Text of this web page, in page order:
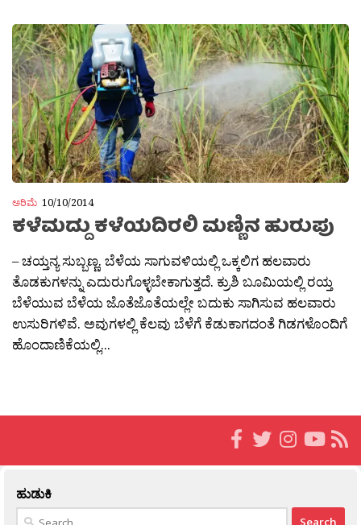
ಅರಿಮೆ 10/10/2014
ಕಳೆಮದ್ದು ಕಳೆಯದಿರಲಿ ಮಣ್ಣಿನ ಹುರುಪು
– ಚಯ್ತನ್ಯ ಸುಬ್ಬಣ್ಣ. ಬೆಳೆಯ ಸಾಗುವಳಿಯಲ್ಲಿ ಒಕ್ಕಲಿಗ ಹಲವಾರು
ತೊಡಕುಗಳನ್ನು ಎದುರುಗೊಳ್ಳಬೇಕಾಗುತ್ತದೆ. ಕ್ರುಶಿ ಬೂಮಿಯಲ್ಲಿ ರಯ್ತ
ಬೆಳೆಯುವ ಬೆಳೆಯ ಜೊತೆಜೊತೆಯಲ್ಲೇ ಬದುಕು ಸಾಗಿಸುವ ಹಲವಾರು
ಉಸುರಿಗಳಿವೆ. ಅವುಗಳಲ್ಲಿ ಕೆಲವು ಬೆಳೆಗೆ ಕೆಡುಕಾಗದಂತೆ ಗಿಡಗಳೊಂದಿಗೆ
ಹೊಂದಾಣಿಕೆಯಲ್ಲಿ...
ಹುಡುಕಿ
Search